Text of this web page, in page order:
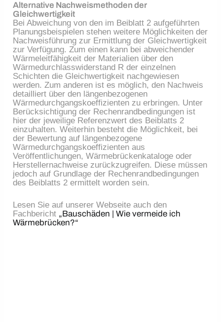
Alternative Nachweismethoden der
Gleichwertigkeit
Bei Abweichung von den im Beiblatt 2 aufgeführten
Planungsbeispielen stehen weitere Möglichkeiten der
Nachweisführung zur Ermittlung der Gleichwertigkeit
zur Verfügung. Zum einen kann bei abweichender
Wärmeleitfähigkeit der Materialien über den
Wärmedurchlasswiderstand R der einzelnen
Schichten die Gleichwertig­keit nachgewiesen
werden. Zum anderen ist es möglich, den Nachweis
detailliert über den längenbezogenen
Wärmedurchgangskoeffizienten zu erbringen. Unter
Berücksichtigung der Rechenrandbedingungen ist
hier der jeweilige Referenzwert des Beiblatts 2
einzuhalten. Weiterhin besteht die Möglichkeit, bei
der Bewertung auf längenbezogene
Wärmedurchgangskoeffizienten aus
Veröffentlichungen, Wärmebrückenkataloge oder
Herstellernachweise zurückzugreifen. Diese müssen
jedoch auf Grundlage der Rechenrandbedingungen
des Beiblatts 2 ermittelt worden sein.
Lesen Sie auf unserer Webseite auch den
Fachbericht „Bauschäden | Wie vermeide ich
Wärmebrücken?“